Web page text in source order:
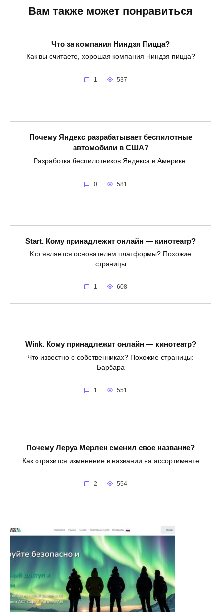
Вам также может понравиться
Что за компания Ниндзя Пицца?
Как вы считаете, хорошая компания Ниндзя пицца?
1 537
Почему Яндекс разрабатывает беспилотные
автомобили в США?
Разработка беспилотников Яндекса в Америке.
0 581
Start. Кому принадлежит онлайн — кинотеатр?
Кто является основателем платформы? Похожие
страницы
1 608
Wink. Кому принадлежит онлайн — кинотеатр?
Что известно о собственниках? Похожие страницы:
Барбара
1 551
Почему Леруа Мерлен сменил свое название?
Как отразится изменение в названии на ассортименте
2 554